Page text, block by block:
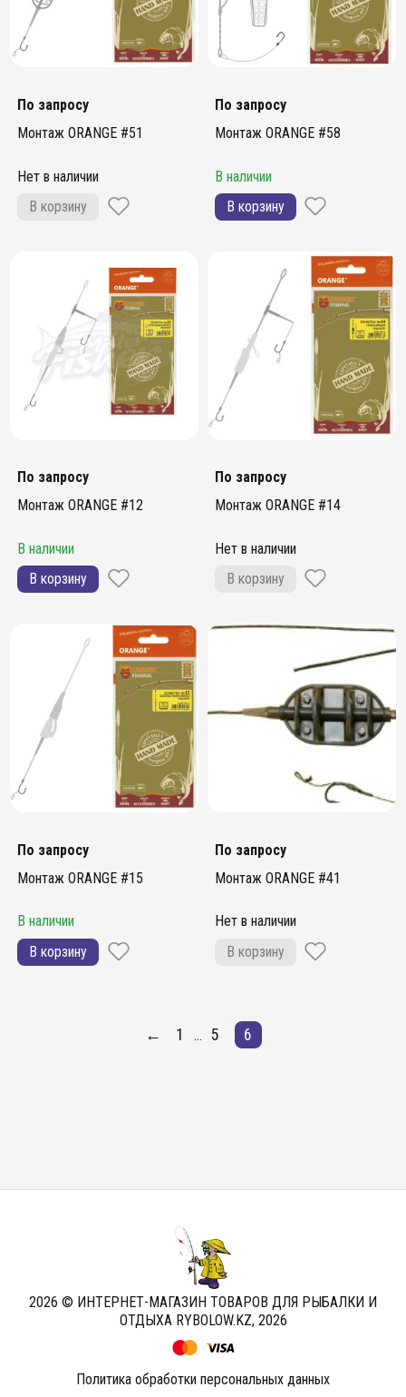
По запросу
Монтаж ORANGE #51
Нет в наличии
В корзину
По запросу
Монтаж ORANGE #58
В наличии
В корзину
По запросу
Монтаж ORANGE #12
В наличии
В корзину
По запросу
Монтаж ORANGE #14
Нет в наличии
В корзину
По запросу
Монтаж ORANGE #15
В наличии
В корзину
По запросу
Монтаж ORANGE #41
Нет в наличии
В корзину
← 1 ... 5 6
2026 © ИНТЕРНЕТ-МАГАЗИН ТОВАРОВ ДЛЯ РЫБАЛКИ И
ОТДЫХА RYBOLOW.KZ, 2026
Политика обработки персональных данных